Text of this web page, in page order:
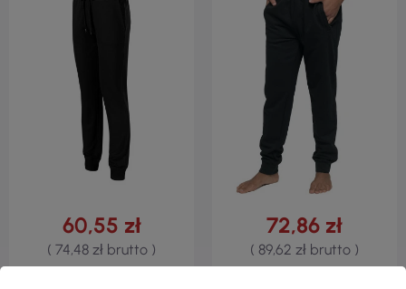
60,55 zł
( 74,48 zł brutto )
72,86 zł
( 89,62 zł brutto )